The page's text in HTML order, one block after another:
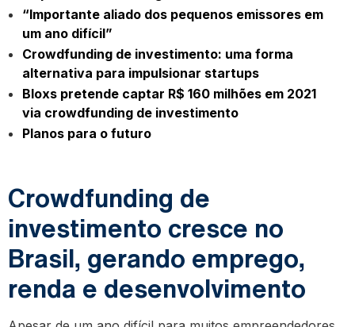
“Importante aliado dos pequenos emissores em
um ano difícil”
Crowdfunding de investimento: uma forma
alternativa para impulsionar startups
Bloxs pretende captar R$ 160 milhões em 2021
via crowdfunding de investimento
Planos para o futuro
Crowdfunding de
investimento cresce no
Brasil, gerando emprego,
renda e desenvolvimento